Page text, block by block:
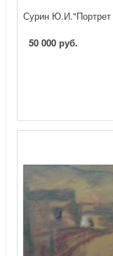
Сурин
50 000 руб.